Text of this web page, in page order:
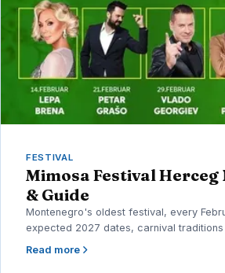
FESTIVAL
Mimosa Festival Herceg
& Guide
Montenegro's oldest festival, every
expected 2027 dates, carnival
Read more